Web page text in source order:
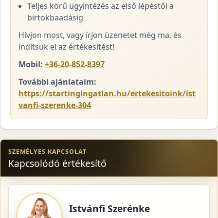
Teljes körű ügyintézés az első lépéstől a
birtokbaadásig
Hívjon most, vagy írjon üzenetet még ma, és
indítsuk el az értékesítést!
Mobil: +36-20-852-8397
További ajánlataim:
https://startingingatlan.hu/ertekesitoink/ist
vanfi-szerenke-304
SZEMÉLYES KAPCSOLAT
Kapcsolódó értékesítő
Istvánfi Szerénke